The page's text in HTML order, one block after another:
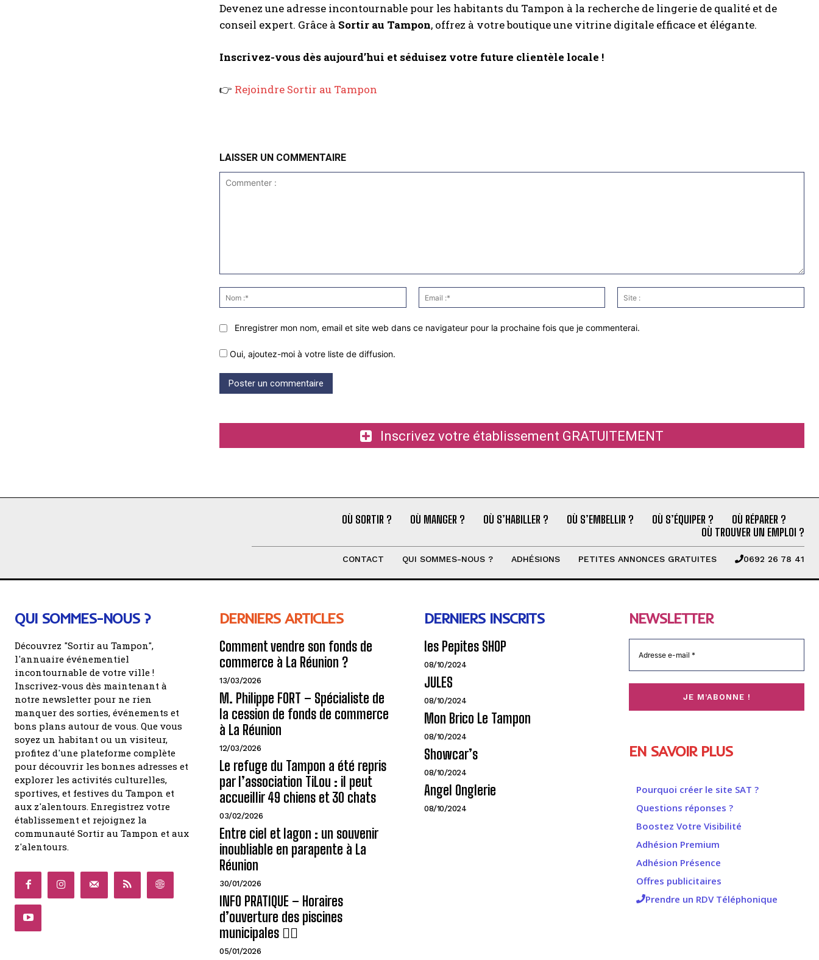
Devenez une adresse incontournable pour les habitants du Tampon à la recherche de lingerie de qualité et de
conseil expert. Grâce à Sortir au Tampon, offrez à votre boutique une vitrine digitale efficace et élégante.
Inscrivez-vous dès aujourd’hui et séduisez votre future clientèle locale !
👉 Rejoindre Sortir au Tampon
LAISSER UN COMMENTAIRE
:*
Email
:*
:
Enregistrer mon nom, email et site web dans ce navigateur pour la prochaine fois que je commenterai.
Oui, ajoutez-moi à votre liste de diffusion.
Inscrivez votre établissement GRATUITEMENT
OÙ SORTIR ? OÙ MANGER ? OÙ S’HABILLER ? OÙ S’EMBELLIR ? OÙ S’ÉQUIPER ?
OÙ RÉPARER ?
OÙ TROUVER UN EMPLOI ?
CONTACT QUI SOMMES-NOUS ? ADHÉSIONS PETITES ANNONCES GRATUITES 0692 26 78 41
QUI SOMMES-NOUS ?
Découvrez "Sortir au Tampon",
l'annuaire événementiel
incontournable de votre ville !
Inscrivez-vous dès maintenant à
notre newsletter pour ne rien
manquer des sorties, événements et
bons plans autour de vous. Que vous
soyez un habitant ou un visiteur,
profitez d'une plateforme complète
pour découvrir les bonnes adresses et
explorer les activités culturelles,
sportives, et festives du Tampon et
aux z'alentours. Enregistrez votre
établissement et rejoignez la
communauté Sortir au Tampon et aux
z'alentours.
DERNIERS ARTICLES
Comment vendre son fonds de
commerce à La Réunion ?
13/03/2026
M. Philippe FORT – Spécialiste de
la cession de fonds de commerce
à La Réunion
12/03/2026
Le refuge du Tampon a été repris
par l’association TiLou : il peut
accueillir 49 chiens et 30 chats
03/02/2026
Entre ciel et lagon : un souvenir
inoubliable en parapente à La
Réunion
30/01/2026
INFO PRATIQUE – Horaires
d’ouverture des piscines
municipales 🏊‍♂️
05/01/2026
DERNIERS INSCRITS
les Pepites SHOP
08/10/2024
JULES
08/10/2024
Mon Brico Le Tampon
08/10/2024
Showcar’s
08/10/2024
Angel Onglerie
08/10/2024
NEWSLETTER
EN SAVOIR PLUS
Pourquoi créer le site SAT ?
Questions réponses ?
Boostez Votre Visibilité
Adhésion Premium
Adhésion Présence
Offres publicitaires
Prendre un RDV Téléphonique